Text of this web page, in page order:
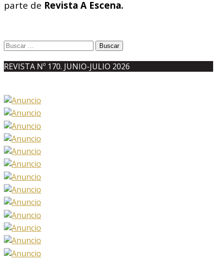
parte de Revista A Escena.
Buscar:
REVISTA Nº 170. JUNIO-JULIO 2026